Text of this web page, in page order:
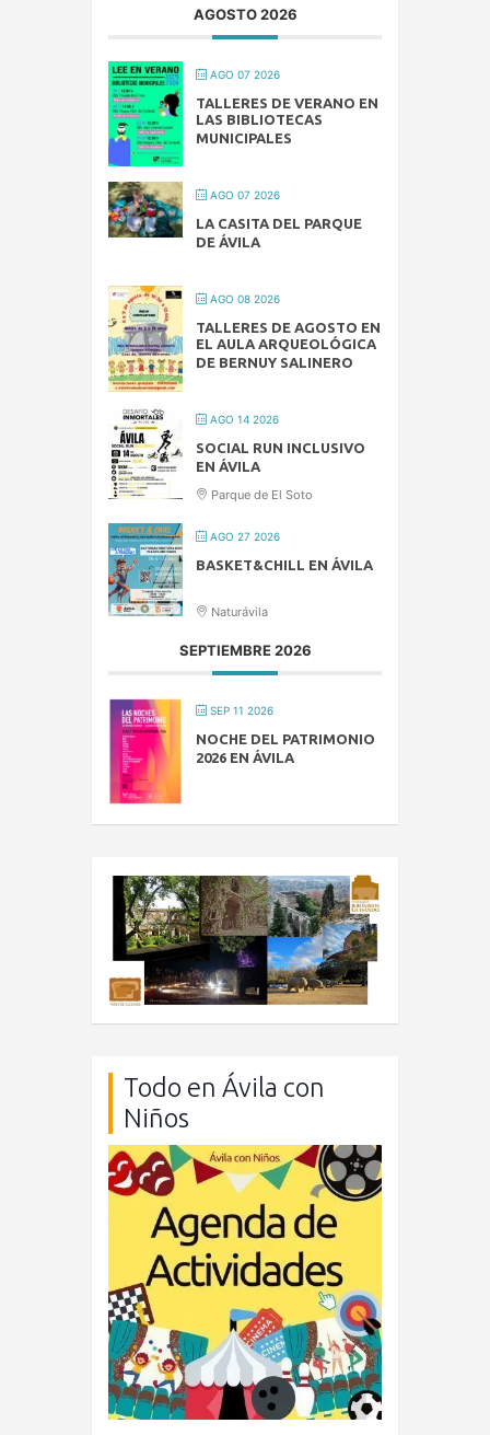
AGOSTO 2026
AGO 07 2026
TALLERES DE VERANO EN
LAS BIBLIOTECAS
MUNICIPALES
AGO 07 2026
LA CASITA DEL PARQUE
DE ÁVILA
AGO 08 2026
TALLERES DE AGOSTO EN
EL AULA ARQUEOLÓGICA
DE BERNUY SALINERO
AGO 14 2026
SOCIAL RUN INCLUSIVO
EN ÁVILA
Parque de El Soto
AGO 27 2026
BASKET&CHILL EN ÁVILA
Naturávila
SEPTIEMBRE 2026
SEP 11 2026
NOCHE DEL PATRIMONIO
2026 EN ÁVILA
Todo en Ávila con
Niños